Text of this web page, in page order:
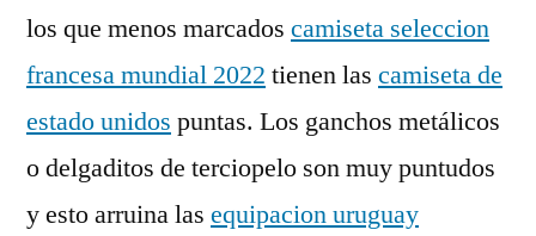
los que menos marcados camiseta seleccion
francesa mundial 2022 tienen las camiseta de
estado unidos puntas. Los ganchos metálicos
o delgaditos de terciopelo son muy puntudos
y esto arruina las equipacion uruguay